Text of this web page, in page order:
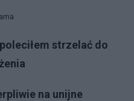
strzelać do
na unijne